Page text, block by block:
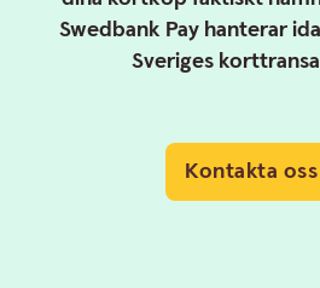
Swedbank Pay hanterar
Sveriges
Kontakta oss